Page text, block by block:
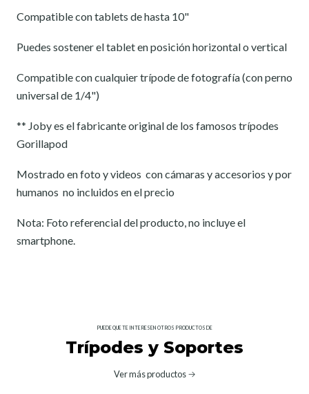
Compatible con tablets de hasta 10"
Puedes sostener el tablet en posición horizontal o vertical
Compatible con cualquier trípode de fotografía (con perno
universal de 1/4")
** Joby es el fabricante original de los famosos trípodes
Gorillapod
Mostrado en foto y videos con cámaras y accesorios y por
humanos no incluidos en el precio
Nota: Foto referencial del producto, no incluye el
smartphone.
PUEDE QUE TE INTERESEN OTROS PRODUCTOS DE
Trípodes y Soportes
Ver más productos